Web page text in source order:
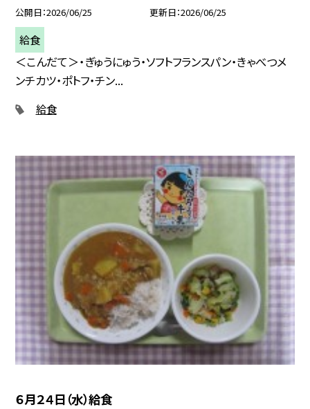
公開日 2026/06/25 更新日 2026/06/25
給食
＜こんだて＞・ぎゅうにゅう・ソフトフランスパン・きゃべつメ
ンチカツ・ポトフ・チン...
給食
６月２４日（水）給食